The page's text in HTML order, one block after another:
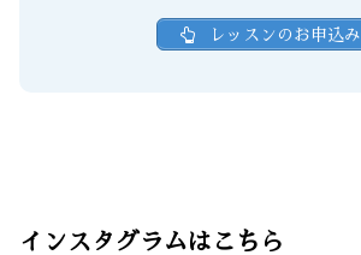
レッスンのお申込み
インスタグラムはこちら